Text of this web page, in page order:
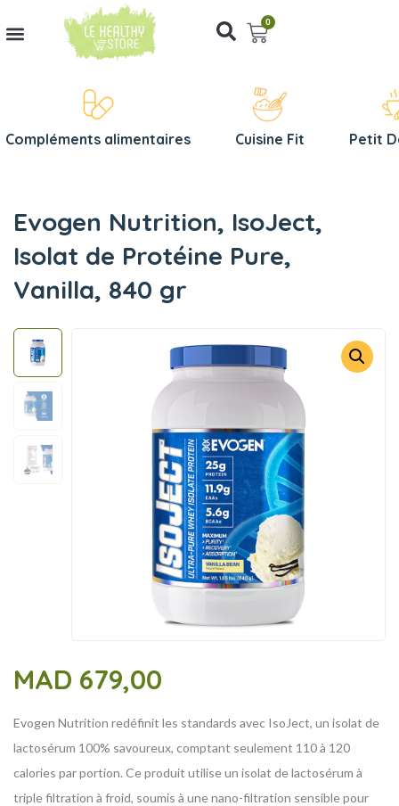
0
Compléments alimentaires Cuisine Fit Petit
Evogen Nutrition, IsoJect,
Isolat de Protéine Pure,
Vanilla, 840 gr
MAD 679,00
Evogen Nutrition redéfinit les standards avec IsoJect, un isolat de
lactosérum 100% savoureux, comptant seulement 110 à 120
calories par portion. Ce produit utilise un isolat de lactosérum à
triple filtration à froid, soumis à une nano-filtration sensible pour